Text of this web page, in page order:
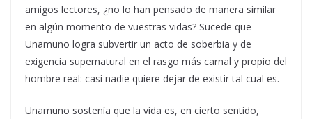
amigos lectores, ¿no lo han pensado de manera similar
en algún momento de vuestras vidas? Sucede que
Unamuno logra subvertir un acto de soberbia y de
exigencia supernatural en el rasgo más carnal y propio del
hombre real: casi nadie quiere dejar de existir tal cual es.
Unamuno sostenía que la vida es, en cierto sentido,